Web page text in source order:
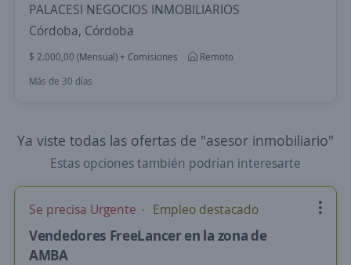
PALACESI NEGOCIOS INMOBILIARIOS
Córdoba, Córdoba
$ 2.000,00 (Mensual) + Comisiones
Remoto
Más de 30 días
Ya viste todas las ofertas de "asesor inmobiliario"
Estas opciones también podrían interesarte
Se precisa Urgente Empleo destacado
Vendedores FreeLancer en la zona de
AMBA